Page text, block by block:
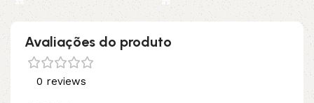
Avaliações do produto
0 reviews